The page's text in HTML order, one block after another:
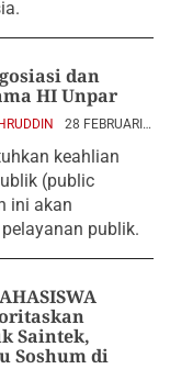
dan
HI Unpar
28 FEBRUARI
keahlian
(public
ini akan
publik.
Saintek,
Soshum di